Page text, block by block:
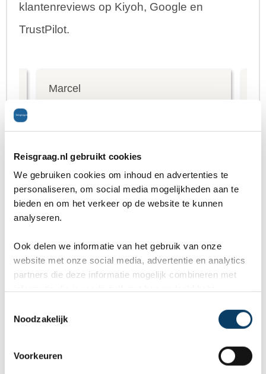
Reisgraag.nl gebruikt cookies
We gebruiken cookies om inhoud en advertenties te
personaliseren, om social media mogelijkheden aan te
bieden en om het verkeer op de website te kunnen
analyseren.
Ook delen we informatie van het gebruik van onze
website met onze social media, advertentie en analytics
partners die deze informatie mogelijk combineren met
Noodzakelijk
Voorkeuren
klantenreviews op Kiyoh, Google en
TrustPilot.
Marcel
Wij, Jolanda en Marcel hebben
een fantastische vakantie mogen
aangeboden reis via Reisgraag
is prima uitgebalanceerd om alle
mooie dingen van het eiland te
kunnen ontdekken...
Dit is een nationaal park die je vanuit Samana